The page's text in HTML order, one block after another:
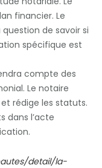
financier. Le
de savoir si
spécifique est
compte des
Le notaire
rédige les statuts.
dans l’acte
detail/la-